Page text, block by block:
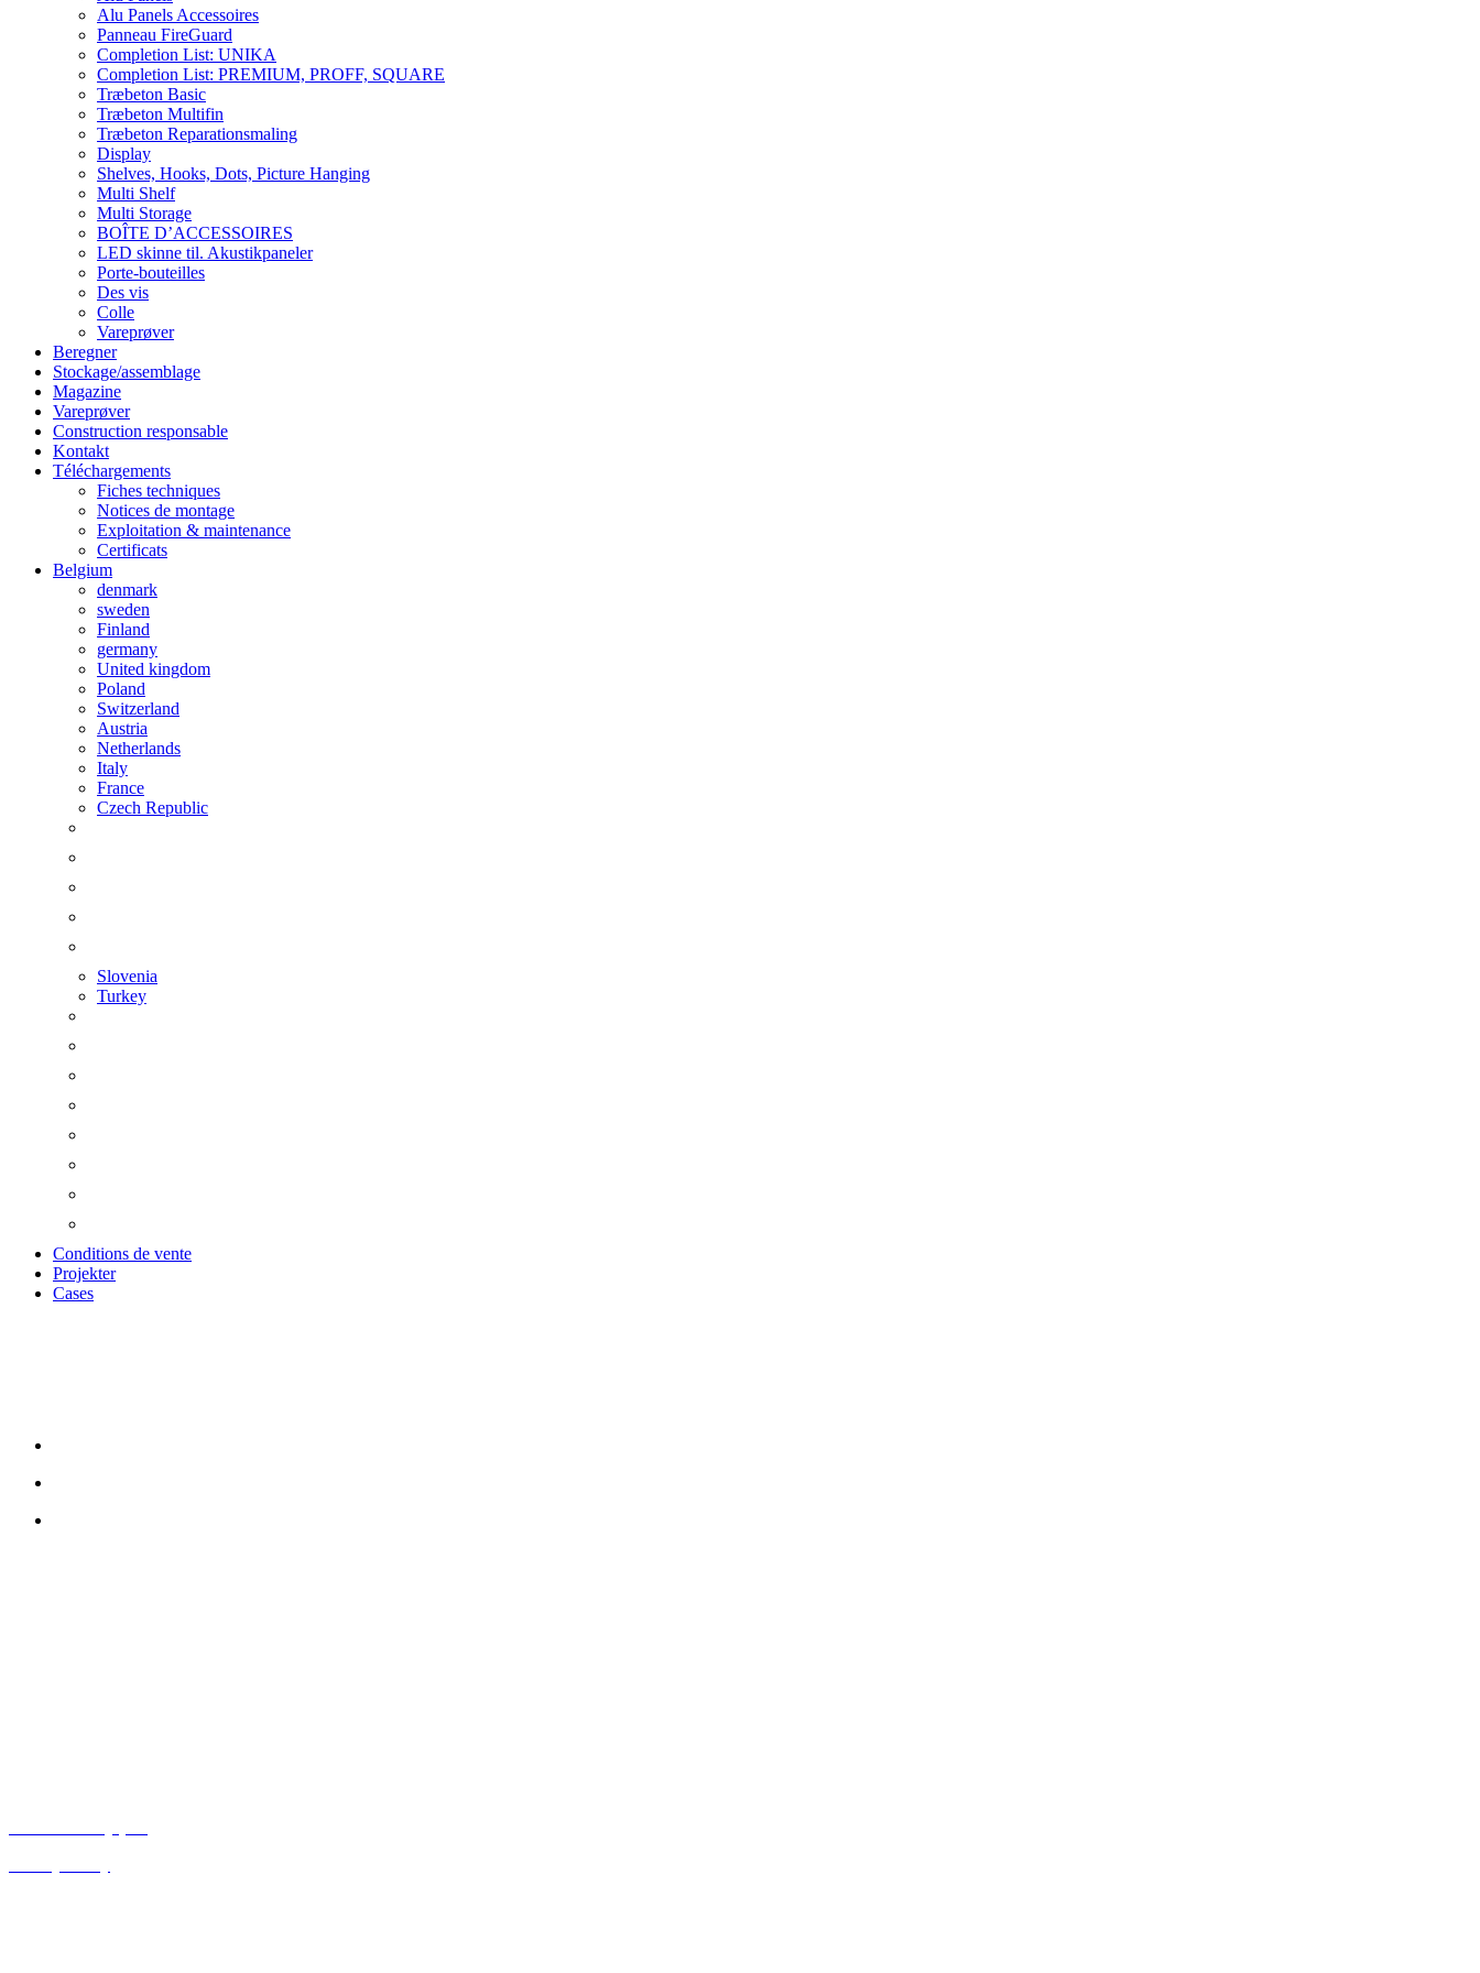
Alu Panels Accessoires
Panneau FireGuard
Completion List: UNIKA
Completion List: PREMIUM, PROFF, SQUARE
Træbeton Basic
Træbeton Multifin
Træbeton Reparationsmaling
Display
Shelves, Hooks, Dots, Picture Hanging
Multi Shelf
Multi Storage
BOÎTE D’ACCESSOIRES
LED skinne til. Akustikpaneler
Porte-bouteilles
Des vis
Colle
Vareprøver
Beregner
Stockage/assemblage
Magazine
Vareprøver
Construction responsable
Kontakt
Téléchargements
Fiches techniques
Notices de montage
Exploitation & maintenance
Certificats
Belgium
denmark
sweden
Finland
germany
United kingdom
Poland
Switzerland
Austria
Netherlands
Italy
France
Czech Republic
Slovenia
Turkey
Conditions de vente
Projekter
Cases